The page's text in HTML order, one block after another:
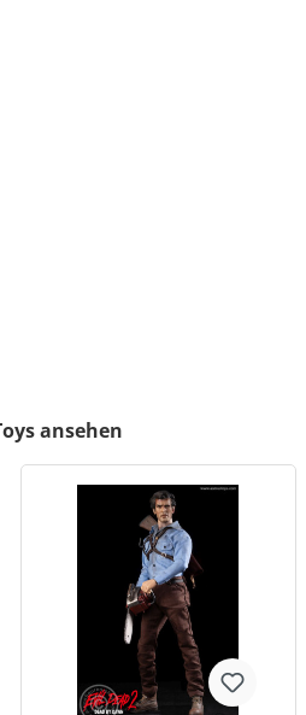
ansehen